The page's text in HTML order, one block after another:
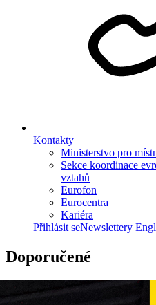
Kontakty
Ministerstvo pro
Sekce koordinace
vztahů
Eurofon
Eurocentra
Kariéra
Přihlásit seNewslettery
Doporučené